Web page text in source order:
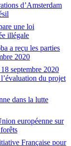
d’Amsterdam
une loi
illégale
a reçu les parties
2020
septembre 2020
du projet
dans la lutte
européenne sur
Française pour